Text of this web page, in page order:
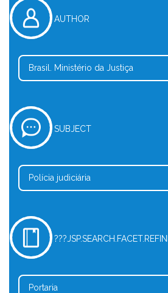
AUTHOR
Brasil. Ministério da Justiça
SUBJECT
Polícia judiciária
Portaria